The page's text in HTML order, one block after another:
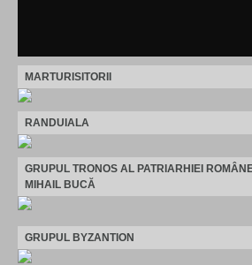
MARTURISITORII
RANDUIALA
GRUPUL TRONOS AL PATRIARHIEI
MIHAIL BUCĂ
GRUPUL BYZANTION